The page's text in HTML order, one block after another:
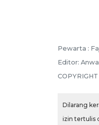
Pewarta :
Editor:
Dilarang
izin tertulis